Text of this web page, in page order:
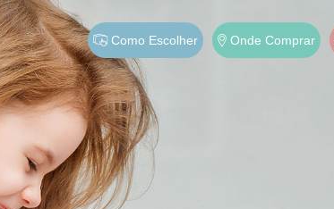
Onde Comprar
Como Escolher